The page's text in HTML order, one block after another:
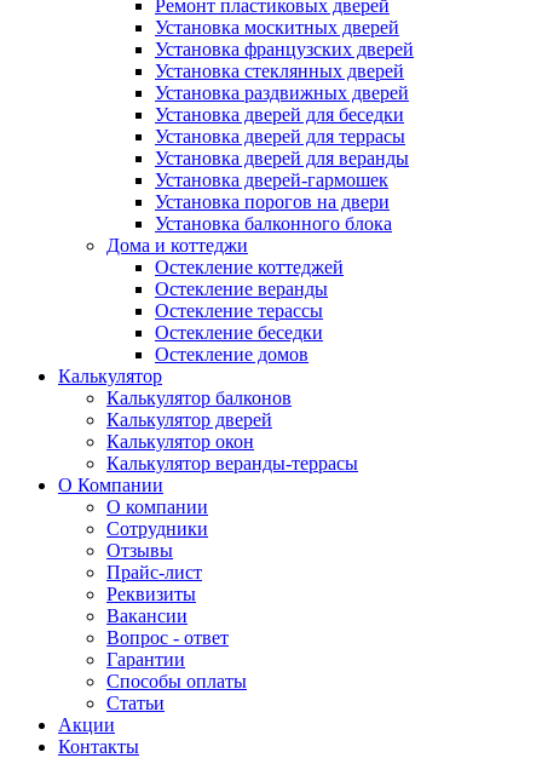
Ремонт пластиковых дверей
Установка москитных дверей
Установка французских дверей
Установка стеклянных дверей
Установка раздвижных дверей
Установка дверей для беседки
Установка дверей для террасы
Установка дверей для веранды
Установка дверей-гармошек
Установка порогов на двери
Установка балконного блока
Дома и коттеджи
Остекление коттеджей
Остекление веранды
Остекление терассы
Остекление беседки
Остекление домов
Калькулятор
Калькулятор балконов
Калькулятор дверей
Калькулятор окон
Калькулятор веранды-террасы
О Компании
О компании
Сотрудники
Отзывы
Прайс-лист
Реквизиты
Вакансии
Вопрос - ответ
Гарантии
Способы оплаты
Статьи
Акции
Контакты